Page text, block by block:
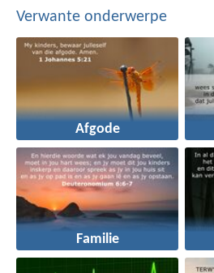
Verwante onderwerpe
Afgode
Familie